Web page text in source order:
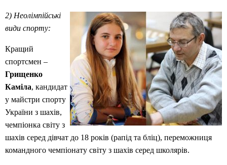
2) Неолімпійські
види спорту:
Кращий
спортсмен –
Грищенко
Каміла, кандидат
у майстри спорту
України з шахів,
чемпіонка світу з
шахів серед дівчат до 18 років (рапід та бліц), переможниця
командного чемпіонату світу з шахів серед школярів.